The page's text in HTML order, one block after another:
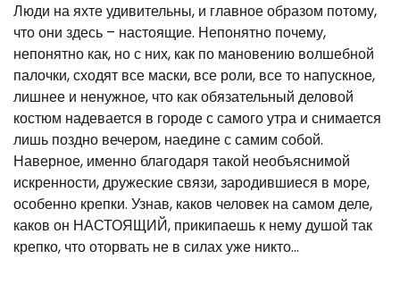
Люди на яхте удивительны, и главное образом потому,
что они здесь – настоящие. Непонятно почему,
непонятно как, но с них, как по мановению волшебной
палочки, сходят все маски, все роли, все то напускное,
лишнее и ненужное, что как обязательный деловой
костюм надевается в городе с самого утра и снимается
лишь поздно вечером, наедине с самим собой.
Наверное, именно благодаря такой необъяснимой
искренности, дружеские связи, зародившиеся в море,
особенно крепки. Узнав, каков человек на самом деле,
каков он НАСТОЯЩИЙ, прикипаешь к нему душой так
крепко, что оторвать не в силах уже никто…